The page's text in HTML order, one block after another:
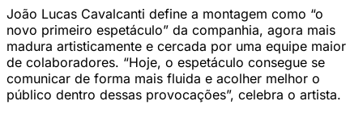
João Lucas Cavalcanti define a montagem como “o
novo primeiro espetáculo” da companhia, agora mais
madura artisticamente e cercada por uma equipe maior
de colaboradores. “Hoje, o espetáculo consegue se
comunicar de forma mais fluida e acolher melhor o
público dentro dessas provocações”, celebra o artista.